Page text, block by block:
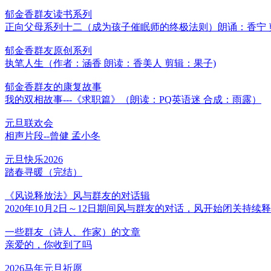
郁金香群友读书系列
正向父母系列十二（成为孩子催眠师的终极法则）朗诵：香宁
郁金香群友原创系列
执笔人生（作者：涵香 朗读：香美人 剪辑：果子)
郁金香群友的康复故事
我的双相故事---《求职篇》（朗读：PQ英语迷 合成：雨露）
元旦联欢会
相声片段--曾健 孟小冬
元旦快乐2026
踏春寻暖（完结）
《风说释放法》风与群友的对话辑
2020年10月2日～12日期间风与群友的对话，风开始闭关持续
一些群友（诗人、作家）的文章
亲爱的，你收到了吗
2026马年元旦祈愿